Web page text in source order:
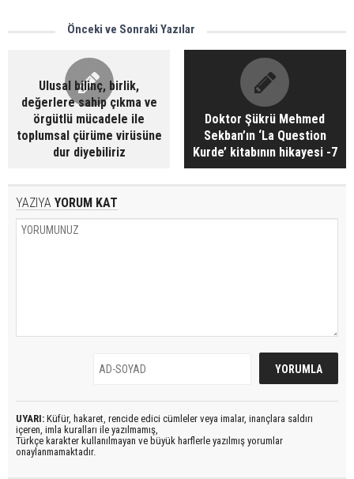
Önceki ve Sonraki Yazılar
Ulusal bilinç, birlik,
değerlere sahip çıkma ve
örgütlü mücadele ile
toplumsal çürüme virüsüne
dur diyebiliriz
Doktor Şükrü Mehmed
Sekban’ın ‘La Question
Kurde’ kitabının hikayesi -7
YAZIYA YORUM KAT
UYARI: Küfür, hakaret, rencide edici cümleler veya imalar, inançlara saldırı
içeren, imla kuralları ile yazılmamış,
Türkçe karakter kullanılmayan ve büyük harflerle yazılmış yorumlar
onaylanmamaktadır.